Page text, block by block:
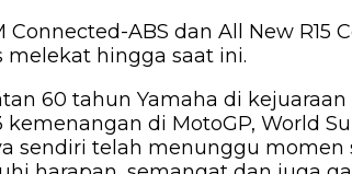
ABS dan All New
melekat hingga saat ini.
60 tahun Yamaha di
di MotoGP, World
sendiri telah menunggu